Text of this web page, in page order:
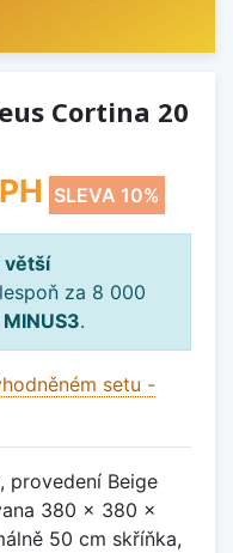
Cortina 20
SLEVA 10%
větší
za 8 000
MINUS3.
setu -
provedení Beige
380 x 380 x
50 cm skříňka,